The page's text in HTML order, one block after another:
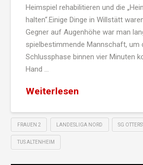
Heimspiel rehabilitieren und die
halten“.Einige Dinge in Willstätt
Gegner auf Augenhöhe war man
spielbestimmende Mannschaft, um
Schlussphase binnen vier Minuten
Hand …
Weiterlesen
FRAUEN 2 LANDESLIGA NORD SG
TUS ALTENHEIM